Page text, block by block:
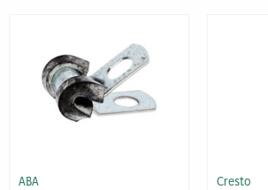
ABA
Cresto